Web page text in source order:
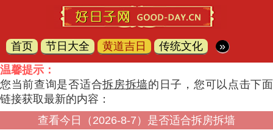
首页 节日大全 黄道吉日 传统文化
»
温馨提示：
您当前查询是否适合拆房拆墙的日子，您可以点击下面
链接获取最新的内容：
查看今日（2026-8-7）是否适合拆房拆墙